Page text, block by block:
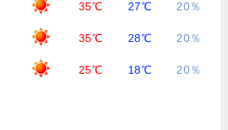
35℃ 27℃ 20％
35℃ 28℃ 20％
25℃ 18℃ 20％